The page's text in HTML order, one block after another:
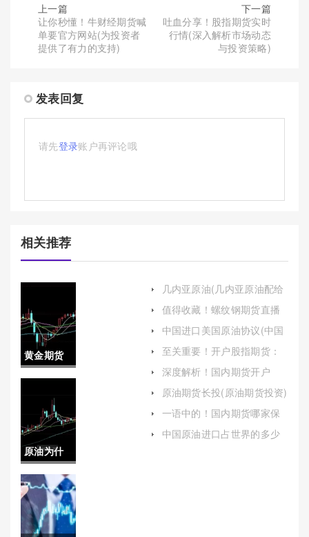
上一篇
让你秒懂！牛财经期货喊
单要官方网站(为投资者
提供了有力的支持)
下一篇
吐血分享！股指期货实时
行情(深入解析市场动态
与投资策略)
发表回复
请先登录账户再评论哦
相关推荐
黄金期货
卖了多久
可以到账
(黄金期货
卖了多久
可以到账
啊)
原油为什
么分类(原
油为什么
分类不一
几内亚原油(几内亚原油配给
值得收藏！螺纹钢期货直播
析
中国进口美国原油协议(中国
至关重要！开户股指期货：
深度解析！国内期货开户
相关事宜）
原油期货长投(原油期货投资)
一语中的！国内期货哪家保
低点)
中国原油进口占世界的多少